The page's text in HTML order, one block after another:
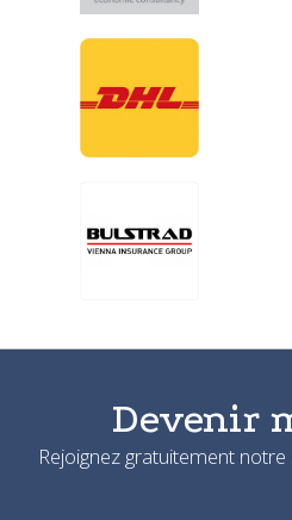
Devenir
Rejoignez gratuitement